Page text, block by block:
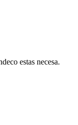
estas necesa.